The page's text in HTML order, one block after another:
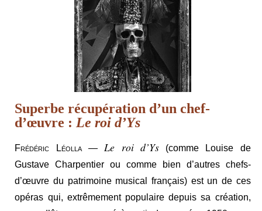
Superbe récupération d’un chef-
d’œuvre : Le roi d’Ys
Frédéric Léolla— Le roi d’Ys(comme Louise de
Gustave Charpentier ou comme bien d’autres chefs-
d’œuvre du patrimoine musical français) est un de ces
opéras qui, extrêmement populaire depuis sa création,